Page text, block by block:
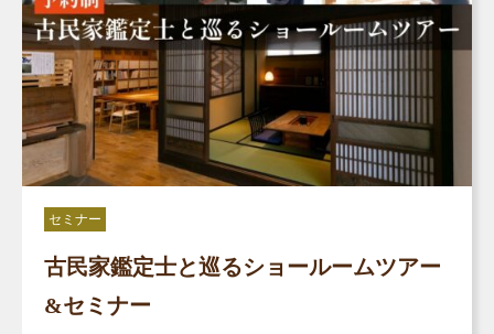
セミナー
古民家鑑定士と巡るショールームツアー
&セミナー